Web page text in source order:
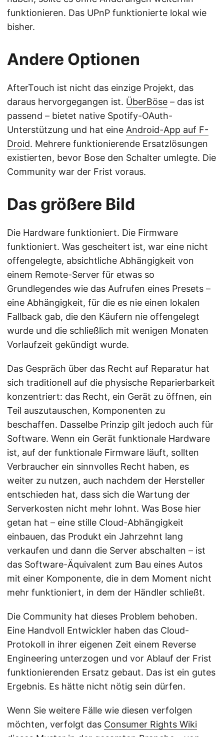
funktionieren. Das UPnP funktionierte lokal wie
bisher.
Andere Optionen
AfterTouch ist nicht das einzige Projekt, das
daraus hervorgegangen ist. ÜberBöse – das ist
passend – bietet native Spotify-OAuth-
Unterstützung und hat eine Android-App auf F-
Droid. Mehrere funktionierende Ersatzlösungen
existierten, bevor Bose den Schalter umlegte. Die
Community war der Frist voraus.
Das größere Bild
Die Hardware funktioniert. Die Firmware
funktioniert. Was gescheitert ist, war eine nicht
offengelegte, absichtliche Abhängigkeit von
einem Remote-Server für etwas so
Grundlegendes wie das Aufrufen eines Presets –
eine Abhängigkeit, für die es nie einen lokalen
Fallback gab, die den Käufern nie offengelegt
wurde und die schließlich mit wenigen Monaten
Vorlaufzeit gekündigt wurde.
Das Gespräch über das Recht auf Reparatur hat
sich traditionell auf die physische Reparierbarkeit
konzentriert: das Recht, ein Gerät zu öffnen, ein
Teil auszutauschen, Komponenten zu
beschaffen. Dasselbe Prinzip gilt jedoch auch für
Software. Wenn ein Gerät funktionale Hardware
ist, auf der funktionale Firmware läuft, sollten
Verbraucher ein sinnvolles Recht haben, es
weiter zu nutzen, auch nachdem der Hersteller
entschieden hat, dass sich die Wartung der
Serverkosten nicht mehr lohnt. Was Bose hier
getan hat – eine stille Cloud-Abhängigkeit
einbauen, das Produkt ein Jahrzehnt lang
verkaufen und dann die Server abschalten – ist
das Software-Äquivalent zum Bau eines Autos
mit einer Komponente, die in dem Moment nicht
mehr funktioniert, in dem der Händler schließt.
Die Community hat dieses Problem behoben.
Eine Handvoll Entwickler haben das Cloud-
Protokoll in ihrer eigenen Zeit einem Reverse
Engineering unterzogen und vor Ablauf der Frist
funktionierenden Ersatz gebaut. Das ist ein gutes
Ergebnis. Es hätte nicht nötig sein dürfen.
Wenn Sie weitere Fälle wie diesen verfolgen
möchten, verfolgt das Consumer Rights Wiki